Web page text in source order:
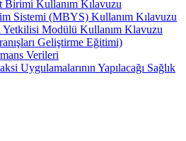
Birimi Kullanım Kılavuzu
Sistemi (MBYS) Kullanım Kılavuzu
Yetkilisi Modülü Kullanım Klavuzu
Geliştirme Eğitimi)
Verileri
Uygulamalarının Yapılacağı Sağlık